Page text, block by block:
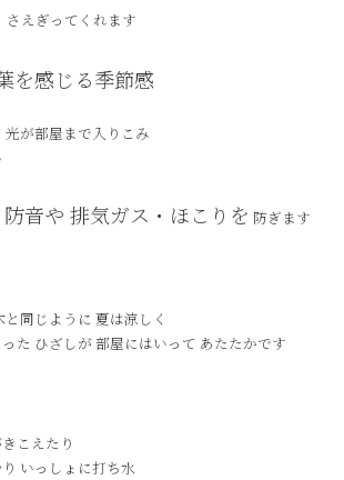
さえぎってくれます
を感じる季節感
が部屋まで入りこみ
防音や 排気ガス・ほこりを 防ぎます
同じように 夏は涼しく
た ひざしが 部屋にはいって あたたかです
こえたり
いっしょに打ち水